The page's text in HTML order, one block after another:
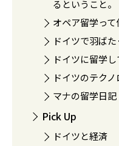
るということ。
オペア留学って
ドイツで羽ば
ドイツに留学
ドイツのテクノ
マナの留学日記
Pick Up
ドイツと経済